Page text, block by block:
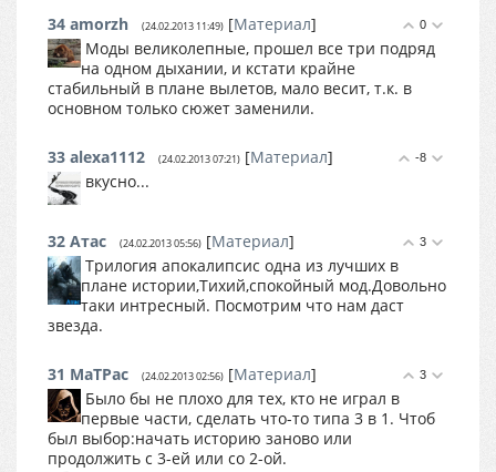
0
34 amorzh (24.02.2013 11:49) [Материал]
Моды великолепные, прошел все три подряд
на одном дыхании, и кстати крайне
стабильный в плане вылетов, мало весит, т.к. в
основном только сюжет заменили.
-8
33 alexa1112 (24.02.2013 07:21) [Материал]
вкусно...
3
32 Атас (24.02.2013 05:56) [Материал]
Трилогия апокалипсис одна из лучших в
плане истории,Тихий,спокойный мод.Довольно
таки интресный. Посмотрим что нам даст
звезда.
3
31 MaTPac (24.02.2013 02:56) [Материал]
Было бы не плохо для тех, кто не играл в
первые части, сделать что-то типа 3 в 1. Чтоб
был выбор:начать историю заново или
продолжить с 3-ей или со 2-ой.